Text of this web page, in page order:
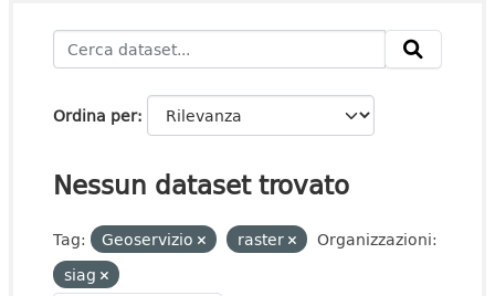
Ordina per
Nessun dataset trovato
Tag: Geoservizio raster
Organizzazioni:
siag